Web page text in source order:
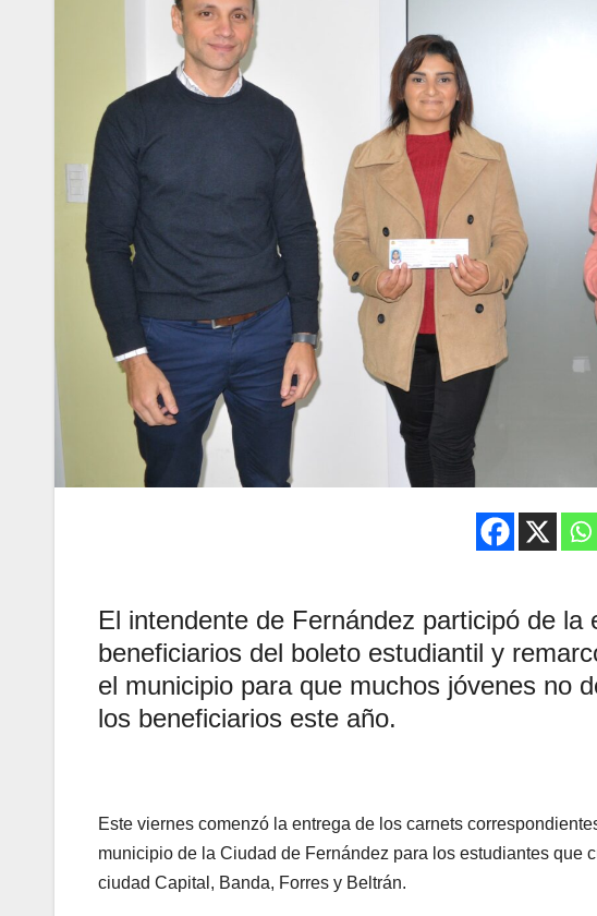
El intendente de Fernández participó de la
beneficiarios del boleto estudiantil y
el municipio para que muchos jóvenes no
los beneficiarios este año.
Este viernes comenzó la entrega de los carnets
municipio de la Ciudad de Fernández para los estudiantes que
ciudad Capital, Banda, Forres y Beltrán.